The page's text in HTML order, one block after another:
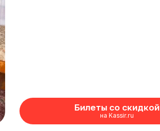
Билеты со скидкой
на Kassir.ru